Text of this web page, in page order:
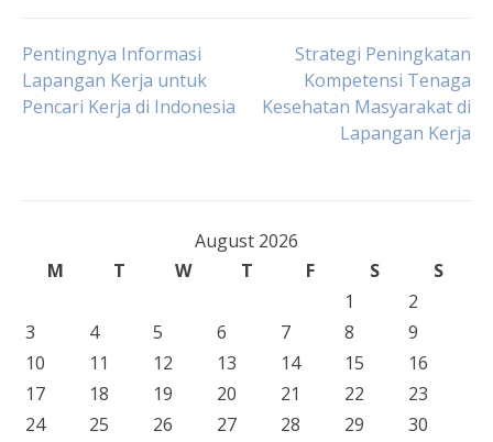
Post
navigation
Pentingnya Informasi
Lapangan Kerja untuk
Pencari Kerja di Indonesia
Strategi Peningkatan
Kompetensi Tenaga
Kesehatan Masyarakat di
Lapangan Kerja
August 2026
M
T W T F S
S
1
2
3
4 5 6 7 8
9
10
11 12 13 14 15
16
17
18 19 20 21 22
23
24
25 26 27 28 29 30